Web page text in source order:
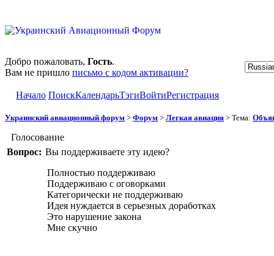
Добро пожаловать, Гость.
Вам не пришло письмо с кодом активации?
Начало ПоискКалендарьТэгиВойтиРегистрация
Украинский авиационный форум > Форум > Легкая авиация > Тема:
Голосование
Вопрос: Вы поддерживаете эту идею?
Полностью поддерживаю
Поддерживаю с оговорками
Категорически не поддерживаю
Идея нуждается в серьезных доработках
Это нарушение закона
Мне скучно